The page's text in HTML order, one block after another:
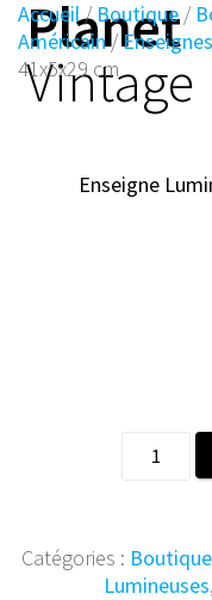
Planet
Vintage
Accueil/Boutique/
Américain/Enseignes
41x5x29 cm
Enseigne
quantité
Route
66
Catégories : Boutique
Lumineuses,